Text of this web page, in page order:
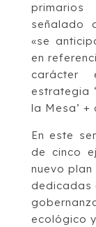
señalado
«se
en
carácter
estrategia
la Mesa’ +
En este
de cinco
nuevo
dedicadas
ecológico